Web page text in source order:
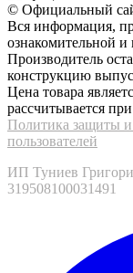
© Официальный
Вся информация,
ознакомительной и
Производитель
конструкцию
Цена товара
рассчитывается
Политика защиты
пользователей
ИП Туниев
319508100031491